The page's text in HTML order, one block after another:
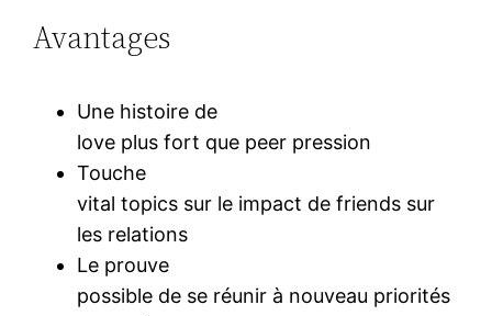
Avantages
Une histoire de
love plus fort que peer pression
Touche
vital topics sur le impact de friends sur
les relations
Le prouve
possible de se réunir à nouveau priorités